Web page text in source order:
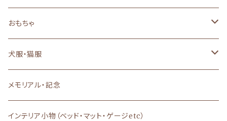
ドッグフード
ドライフード
ウェットフード
キャットフード
ドライフード
ウェットフード
おやつ
あまざけ
特別な日のご馳走
おもちゃ
犬のおもちゃ
猫のおもちゃ
犬服・猫服
背中開き
Dカン付き・ハーネス一体型
メモリアル・記念
インテリア小物（ベッド・マット・ゲージetc）